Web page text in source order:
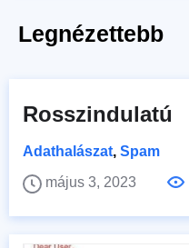
Legnézettebb
Rosszindulatú
Adathalászat, Spam
május 3, 2023